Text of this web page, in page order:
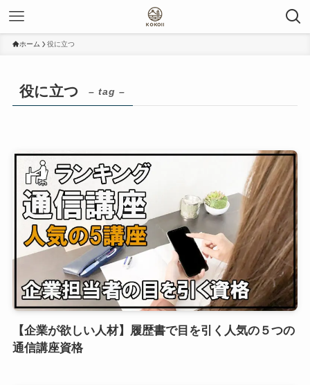
ホーム 役に立つ
役に立つ – tag –
【企業が欲しい人材】履歴書で目を引く人気の５つの
通信講座資格